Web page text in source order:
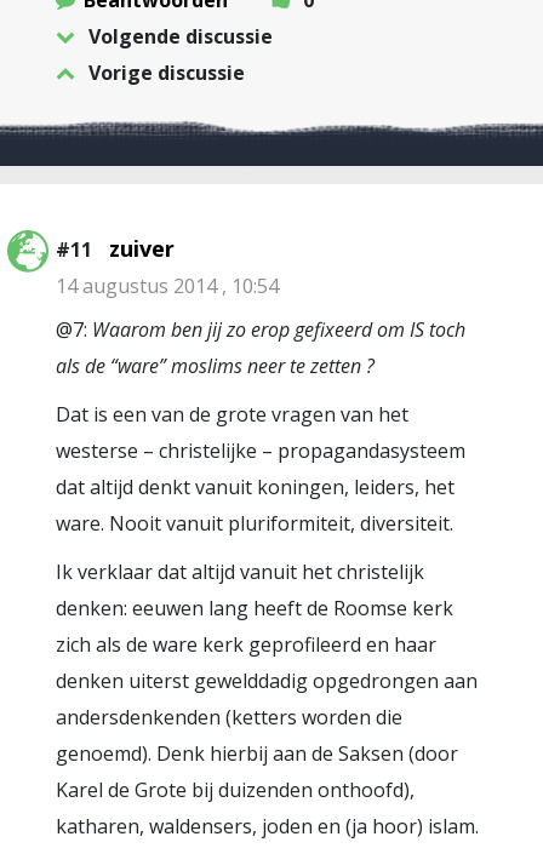
Volgende discussie
Vorige discussie
#11 zuiver
14 augustus 2014 , 10:54
@7: Waarom ben jij zo erop gefixeerd om IS toch
als de “ware” moslims neer te zetten ?
Dat is een van de grote vragen van het
westerse – christelijke – propagandasysteem
dat altijd denkt vanuit koningen, leiders, het
ware. Nooit vanuit pluriformiteit, diversiteit.
Ik verklaar dat altijd vanuit het christelijk
denken: eeuwen lang heeft de Roomse kerk
zich als de ware kerk geprofileerd en haar
denken uiterst gewelddadig opgedrongen aan
andersdenkenden (ketters worden die
genoemd). Denk hierbij aan de Saksen (door
Karel de Grote bij duizenden onthoofd),
katharen, waldensers, joden en (ja hoor) islam.